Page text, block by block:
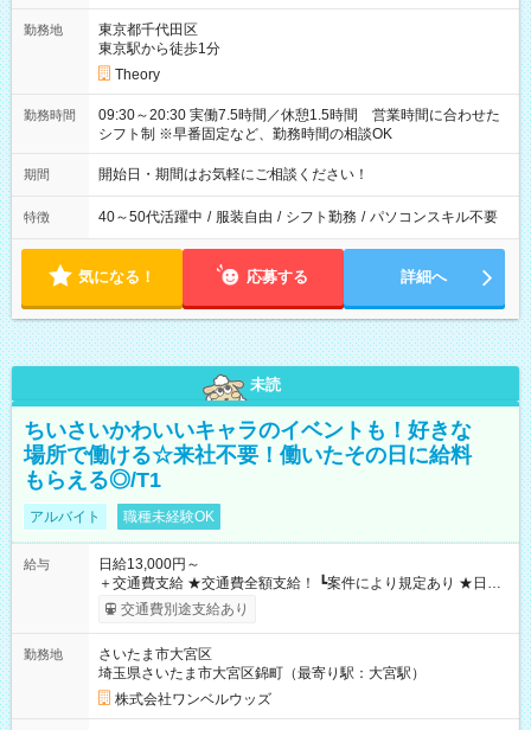
勤務地
東京都千代田区
東京駅から徒歩1分
Theory
勤務時間
09:30～20:30 実働7.5時間／休憩1.5時間 営業時間に合わせた
シフト制 ※早番固定など、勤務時間の相談OK
期間 開始日・期間はお気軽にご相談ください！
特徴 40～50代活躍中 / 服装自由 / シフト勤務 / パソコンスキル不要
気になる！ 応募する 詳細へ
未読
ちいさいかわいいキャラのイベントも！好きな
場所で働ける☆来社不要！働いたその日に給料
もらえる◎/T1
アルバイト 職種未経験OK
給与
日給13,000円～
＋交通費支給 ★交通費全額支給！ ┗案件により規定あり ★日払
いOK！（規定あり） ┗働いたその日に現金GET♪ お仕事後はコ
ンビニATMから 日払い分を引き落とせます！ 【試用期間】試
交通費別途支給あり
勤務地
さいたま市大宮区
埼玉県さいたま市大宮区錦町（最寄り駅：大宮駅）
株式会社ワンベルウッズ